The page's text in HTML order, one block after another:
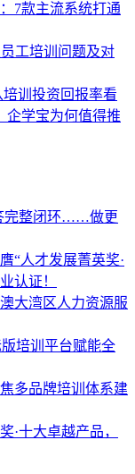
7款主流系统打通
工培训问题及对
训投资回报率看
企学宝为何值得推
完整闭环……做更
“人才发展菁英奖·
认证！
大湾区人力资源服
培训平台赋能全
多品牌培训体系建
·十大卓越产品，